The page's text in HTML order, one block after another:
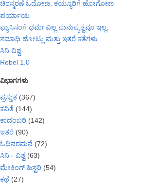
ಚಿರಸ್ಮರಣೆ ಓದೋಣ, ಕಯ್ಯೂರಿಗೆ ಹೋಗೋಣ
ಪರ್ಯಾಯ
ಫ್ಯಾಸಿಸಂಗೆ ಧರ್ಮವಿಲ್ಲ ಮನುಷ್ಯತ್ವವೂ ಇಲ್ಲ.
ಸಮಾಧಿ ಹೋಟ್ಲು ಮತ್ತು ಇತರೆ ಕತೆಗಳು.
ಸಿನಿ ವಿಶ್ವ
Rebel 1.0
ವಿಭಾಗಗಳು
ಪ್ರಸ್ತುತ (367)
ಕವಿತೆ (144)
ಕಾದಂಬರಿ (142)
ಇತರೆ (90)
ಓದಿನರಮನೆ (72)
ಸಿನಿ - ವಿಶ್ವ (63)
ಮೇಕಿಂಗ್ ಹಿಸ್ಟರಿ (54)
ಕಥೆ (27)